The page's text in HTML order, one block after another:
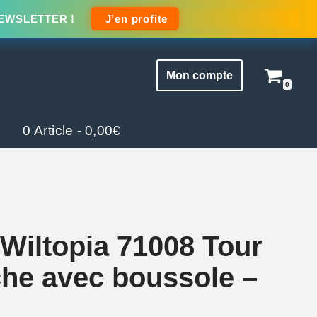
! J’en profite
Mon compte
0
0 Article 0,00€
71008 Tour
avec boussole –